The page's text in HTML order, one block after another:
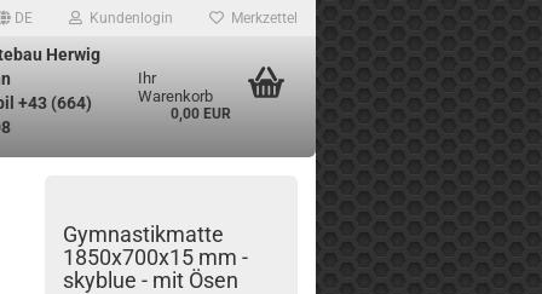
DE Kundenlogin Merkzettel
Herwig
+43 (664)
Ihr
Warenkorb
0,00 EUR
Gymnastikmatte
1850x700x15 mm -
skyblue - mit Ösen